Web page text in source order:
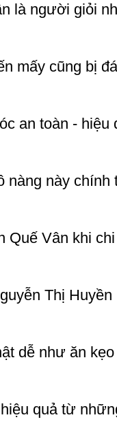
là người giỏi
mấy cũng bị
an toàn - hiệu
nàng này
Quế Vân khi
Thị
dễ như ăn
quả từ